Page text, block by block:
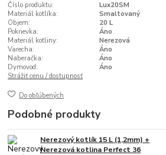
Číslo produktu:
Lux20SM
Materiál kotlíka:
Smaltovaný
Objem:
20 L
Pokrievka:
Áno
Materiál kotliny:
Nerezová
Varecha:
Áno
Naberačka:
Áno
Dymovod:
Áno
Strážiť cenu / dostupnosť
Do obľúbených
Podobné produkty
Nerezový kotlík 15 L (1,2mm) +
Nerezová kotlina Perfect 36